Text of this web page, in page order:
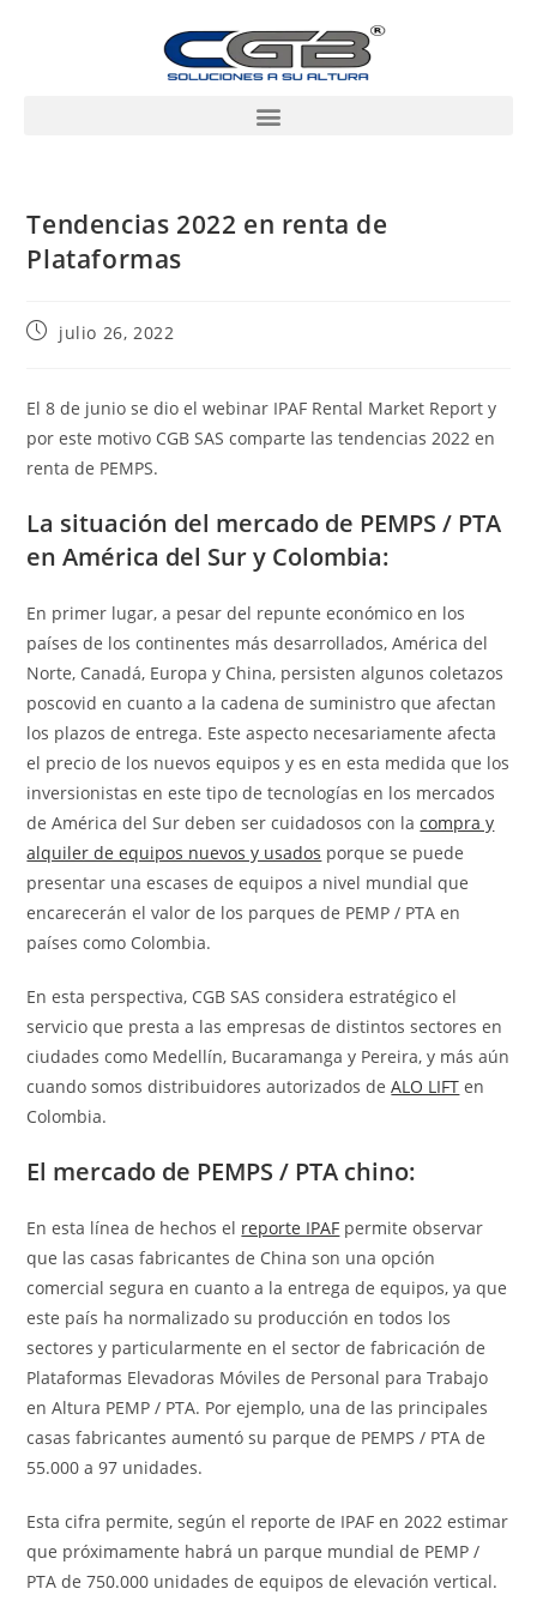
Tendencias 2022 en renta de
Plataformas
julio 26, 2022
El 8 de junio se dio el webinar IPAF Rental Market Report y
por este motivo CGB SAS comparte las tendencias 2022 en
renta de PEMPS.
La situación del mercado de PEMPS / PTA
en América del Sur y Colombia:
En primer lugar, a pesar del repunte económico en los
países de los continentes más desarrollados, América del
Norte, Canadá, Europa y China, persisten algunos coletazos
poscovid en cuanto a la cadena de suministro que afectan
los plazos de entrega. Este aspecto necesariamente afecta
el precio de los nuevos equipos y es en esta medida que los
inversionistas en este tipo de tecnologías en los mercados
de América del Sur deben ser cuidadosos con lacompra y
alquiler de equipos nuevos y usados porque se puede
presentar una escases de equipos a nivel mundial que
encarecerán el valor de los parques de PEMP / PTA en
países como Colombia.
En esta perspectiva, CGB SAS considera estratégico el
servicio que presta a las empresas de distintos sectores en
ciudades como Medellín, Bucaramanga y Pereira, y más aún
cuando somos distribuidores autorizados deALO LIFT en
Colombia.
El mercado de PEMPS / PTA chino:
En esta línea de hechos el reporte IPAF permite observar
que las casas fabricantes de China son una opción
comercial segura en cuanto a la entrega de equipos, ya que
este país ha normalizado su producción en todos los
sectores y particularmente en el sector de fabricación de
Plataformas Elevadoras Móviles de Personal para Trabajo
en Altura PEMP / PTA. Por ejemplo, una de las principales
casas fabricantes aumentó su parque de PEMPS / PTA de
55.000 a 97 unidades.
Esta cifra permite, según el reporte de IPAF en 2022 estimar
que próximamente habrá un parque mundial de PEMP /
PTA de 750.000 unidades de equipos de elevación vertical.